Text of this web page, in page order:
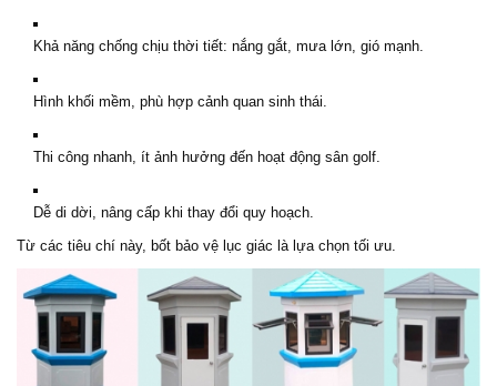
Khả năng chống chịu thời tiết: nắng gắt, mưa lớn, gió mạnh.
Hình khối mềm, phù hợp cảnh quan sinh thái.
Thi công nhanh, ít ảnh hưởng đến hoạt động sân golf.
Dễ di dời, nâng cấp khi thay đổi quy hoạch.
Từ các tiêu chí này, bốt bảo vệ lục giác là lựa chọn tối ưu.